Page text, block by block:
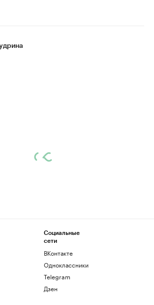
Социальные
сети
ВКонтакте
Одноклассники
Telegram
Дзен